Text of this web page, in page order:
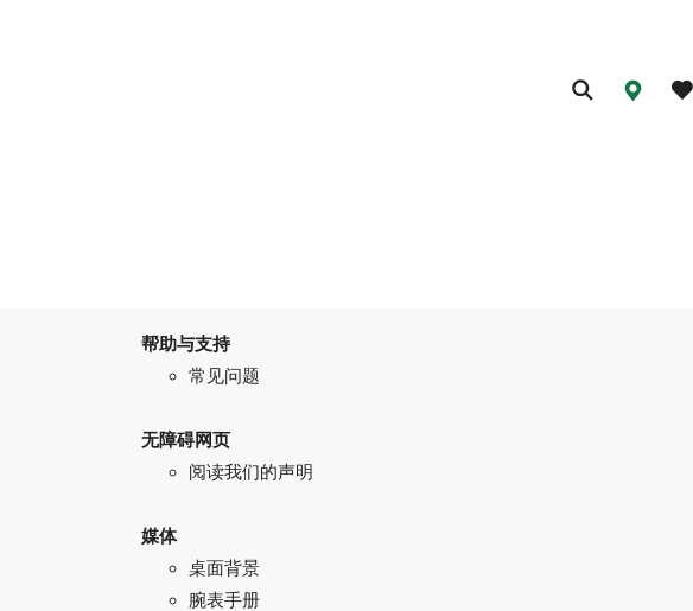
帮助与支持
常见问题
无障碍网页
阅读我们的声明
媒体
桌面背景
腕表手册